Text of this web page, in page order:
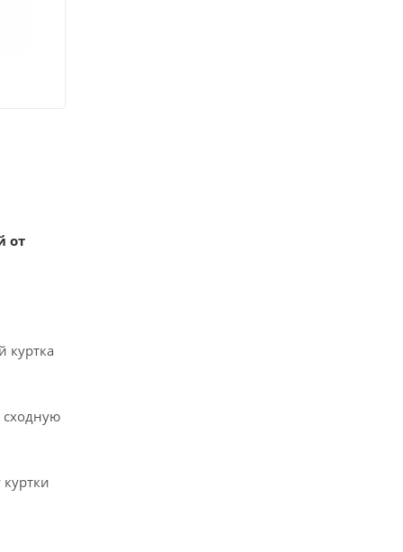
от
куртка
сходную